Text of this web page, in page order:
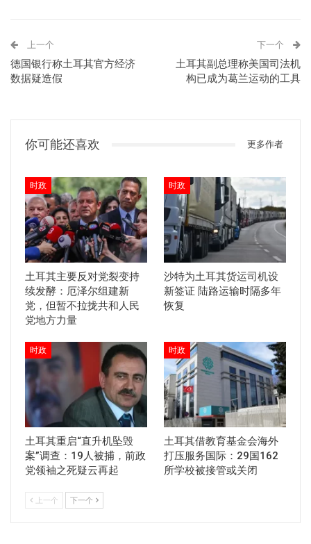
上一个
德国银行称土耳其官方经济
数据疑造假
下一个
土耳其副总理称美国司法机
构已成为葛兰运动的工具
你可能还喜欢 更多作者
时政
土耳其主要反对党裂变持
续发酵：厄泽尔组建新
党，但暂不拉拢共和人民
党地方力量
时政
沙特为土耳其货运司机设
新签证 陆路运输时隔多年
恢复
时政
土耳其重启“直升机坠毁
案”调查：19人被捕，前政
党领袖之死疑云再起
时政
土耳其借教育基金会海外
打压服务国际：29国162
所学校被接管或关闭
上一个 下一个